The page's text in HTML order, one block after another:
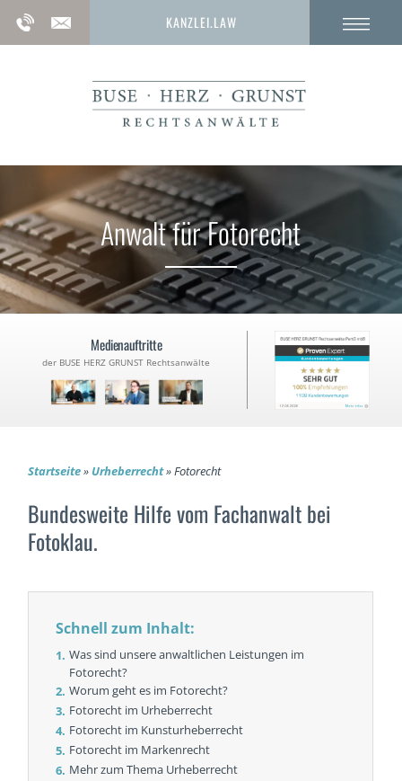
KANZLEI.LAW
Anwalt für Fotorecht
Medienauftritte
der BUSE HERZ GRUNST Rechtsanwälte
Startseite» Urheberrecht»Fotorecht
Bundesweite Hilfe vom Fachanwalt bei
Fotoklau.
Schnell zum Inhalt:
Was sind unsere anwaltlichen Leistungen im
Fotorecht?
Worum geht es im Fotorecht?
Fotorecht im Urheberrecht
Fotorecht im Kunsturheberrecht
Fotorecht im Markenrecht
Mehr zum Thema Urheberrecht